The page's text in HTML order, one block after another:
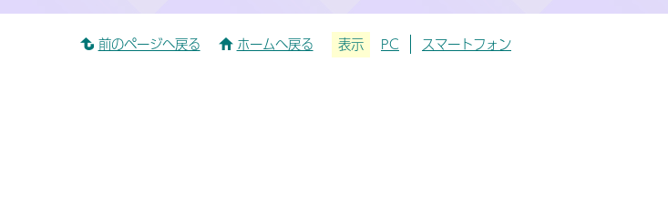
前のページへ戻る ホームへ戻る 表示 PC スマートフォン